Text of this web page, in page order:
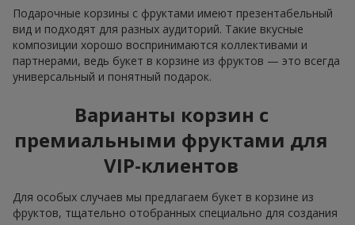
Подарочные корзины с фруктами имеют презентабельный
вид и подходят для разных аудиторий. Такие вкусные
композиции хорошо воспринимаются коллективами и
партнерами, ведь букет в корзине из фруктов — это всегда
универсальный и понятный подарок.
Варианты корзин с
премиальными фруктами для
VIP-клиентов
Для особых случаев мы предлагаем букет в корзине из
фруктов, тщательно отобранных специально для создания